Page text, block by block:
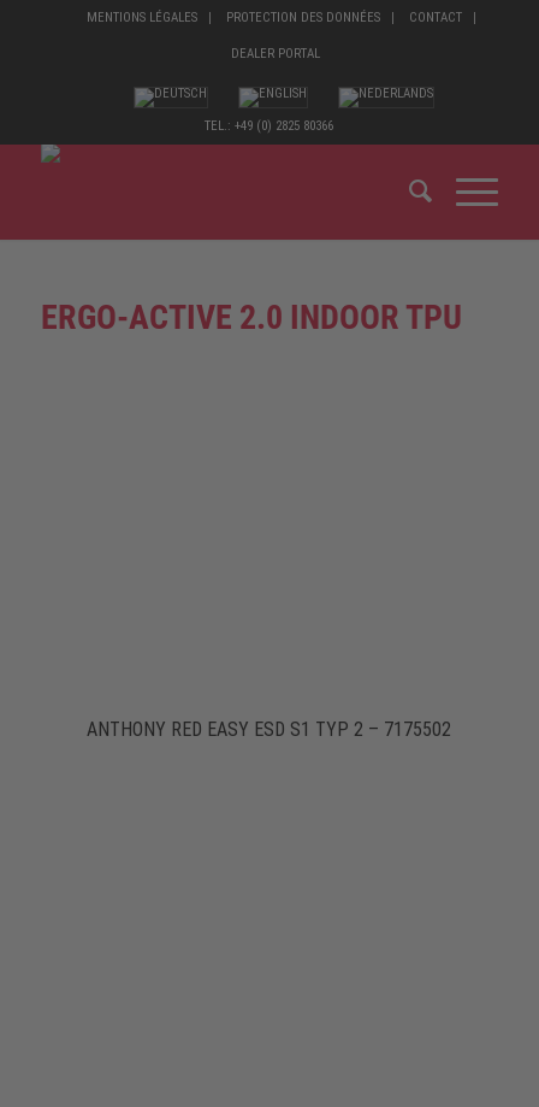
MENTIONS LÉGALES PROTECTION DES DONNÉES CONTACT
DEALER PORTAL
TEL.: +49 (0) 2825 80366
ERGO-ACTIVE 2.0 INDOOR TPU
ANTHONY RED EASY ESD S1 TYP 2 – 7175502